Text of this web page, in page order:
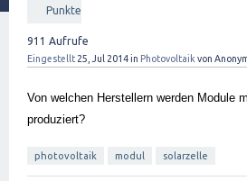
Punkte
911 Aufrufe
Eingestellt 25, Jul 2014in Photovoltaik von
Von welchen Herstellern werden Module
produziert?
photovoltaik modul solarzelle